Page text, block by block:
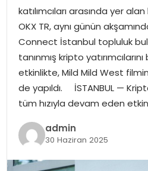
EĞITIM
SPOR
EKONOMI
MAGAZIN
DÜNYA
katılımcıları arasında yer
OKX TR, aynı günün
Connect İstanbul topluluk
tanınmış kripto
etkinlikte, Mild Mild West
de yapıldı. İSTANBUL —
tüm hızıyla devam eden
admin
30 Haziran 2025